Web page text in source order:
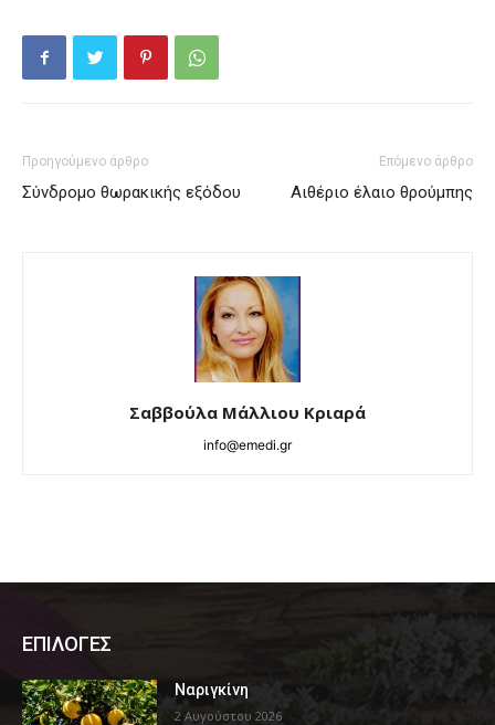
Προηγούμενο άρθρο
Σύνδρομο θωρακικής εξόδου
Επόμενο άρθρο
Αιθέριο έλαιο θρούμπης
Σαββούλα Μάλλιου Κριαρά
info@emedi.gr
ΕΠΙΛΟΓΕΣ
Ναριγκίνη
2 Αυγούστου 2026